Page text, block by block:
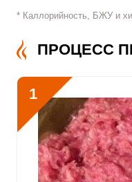
Витамин В12
Витамин С
Витамин D
* Каллорийность, БЖУ и
ПРОЦЕСС
1